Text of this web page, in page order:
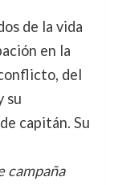
de la vida
en la
del
su
capitán. Su
campaña